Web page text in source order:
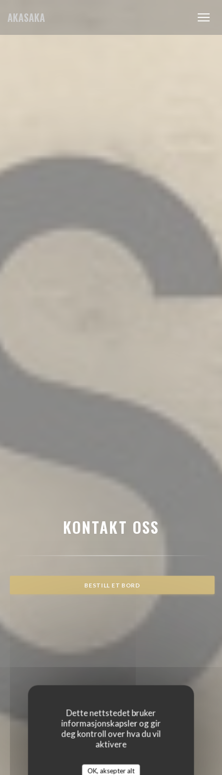
Dette nettstedet bruker
informasjonskapsler og gir
deg kontroll over hva du vil
aktivere
OK, aksepter alt
AKASAKA
KONTAKT OSS
BESTILL ET BORD